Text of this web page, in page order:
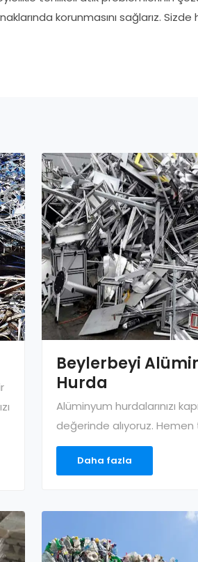
korunmasını sağlarız.
Beylerbeyi
Hurda
Alüminyum hurdalarınızı
değerinde alıyoruz. Hemen
Daha fazla